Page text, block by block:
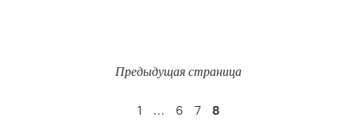
Предыдущая страница
1 … 6 7 8